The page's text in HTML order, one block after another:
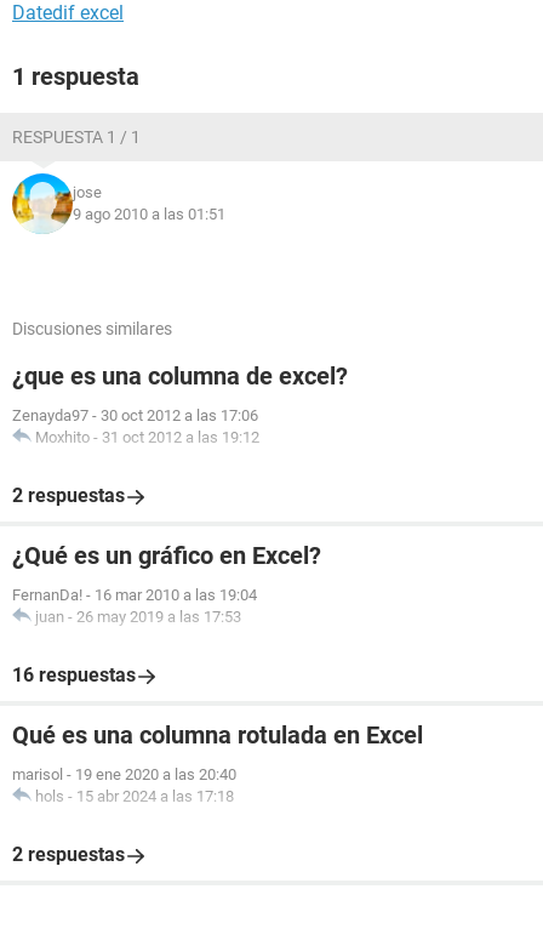
Datedif excel
1 respuesta
RESPUESTA 1 / 1
jose
9 ago 2010 a las 01:51
Discusiones similares
¿que es una columna de excel?
Zenayda97 - 30 oct 2012 a las 17:06
Moxhito - 31 oct 2012 a las 19:12
2 respuestas
¿Qué es un gráfico en Excel?
FernanDa! - 16 mar 2010 a las 19:04
juan - 26 may 2019 a las 17:53
16 respuestas
Qué es una columna rotulada en Excel
marisol - 19 ene 2020 a las 20:40
hols - 15 abr 2024 a las 17:18
2 respuestas